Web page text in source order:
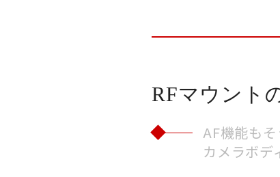
RFマウント
AF機能も
カメラボデ